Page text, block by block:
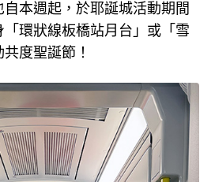
本週起，於耶誕城活動期間
環狀線板橋站月台」或「雪
度聖誕節！